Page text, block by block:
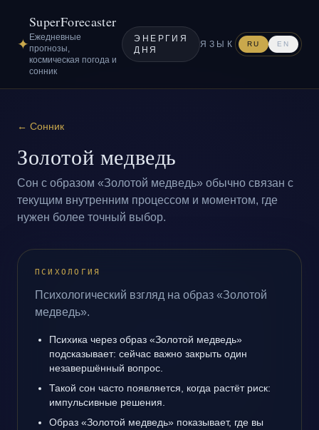
✦
SuperForecaster
Ежедневные
прогнозы,
космическая погода и
сонник
ЭНЕРГИЯ
ДНЯ
ЯЗЫК RU EN
← Сонник
Золотой медведь
Сон с образом «Золотой медведь» обычно связан с
текущим внутренним процессом и моментом, где
нужен более точный выбор.
ПСИХОЛОГИЯ
Психологический взгляд на образ «Золотой
медведь».
Психика через образ «Золотой медведь»
подсказывает: сейчас важно закрыть один
незавершённый вопрос.
Такой сон часто появляется, когда растёт риск:
импульсивные решения.
Образ «Золотой медведь» показывает, где вы